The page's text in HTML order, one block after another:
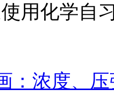
用化学自
：浓度、